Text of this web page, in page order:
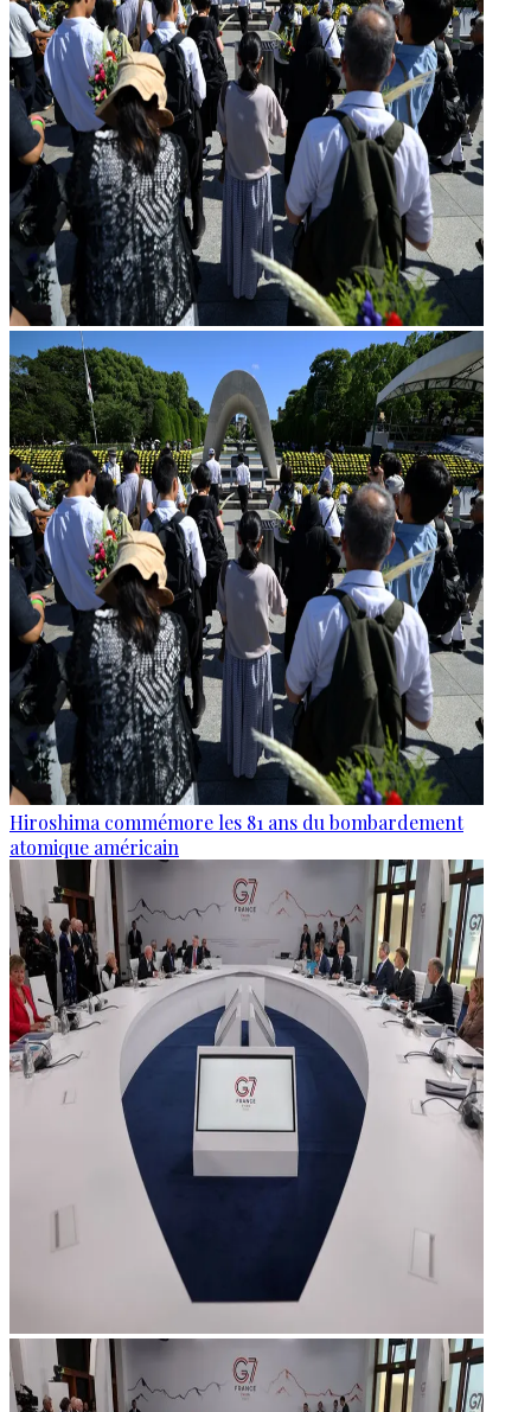
Hiroshima commémore les 81 ans du bombardement
atomique américain